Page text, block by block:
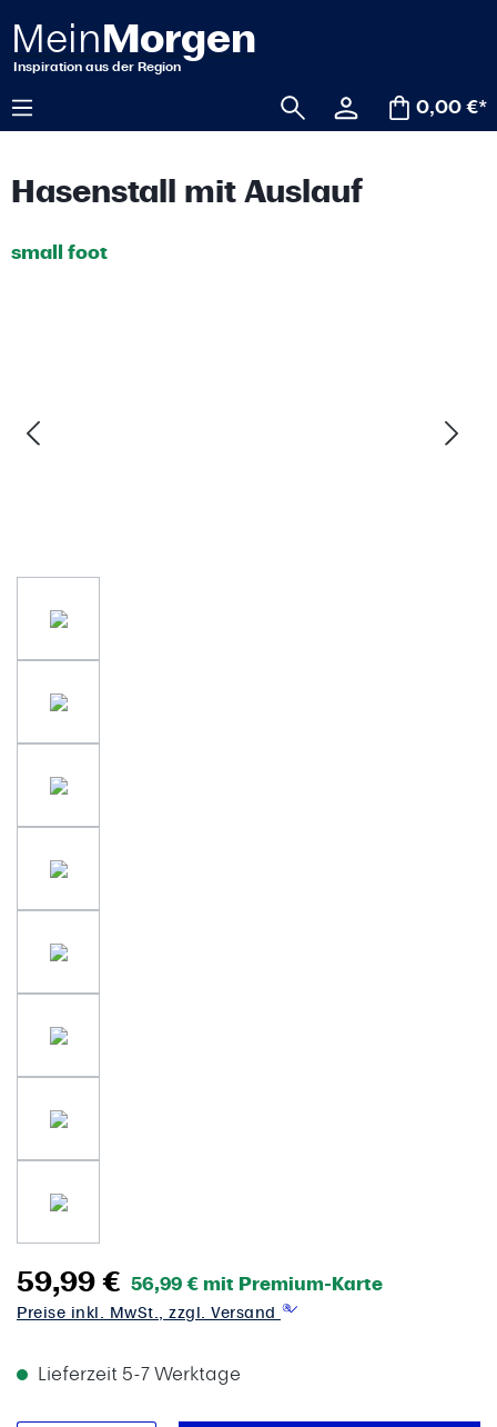
springen
0,00 €*
Hasenstall mit Auslauf
small foot
59,99 € 56,99 € mit Premium-Karte
Preise inkl. MwSt., zzgl. Versand
Lieferzeit 5-7 Werktage